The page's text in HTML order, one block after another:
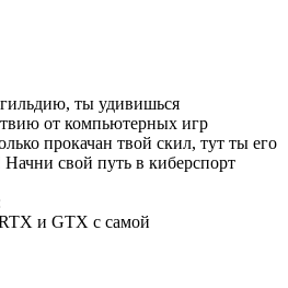
ты удивишься
от компьютерных игр
прокачан твой скил, тут ты его
свой путь в киберспорт
и GTX с самой